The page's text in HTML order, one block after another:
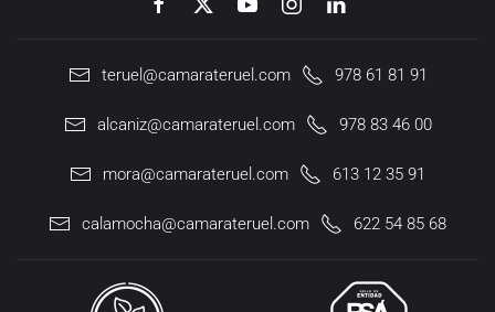
teruel@camarateruel.com 978 61 81 91
alcaniz@camarateruel.com 978 83 46 00
mora@camarateruel.com 613 12 35 91
calamocha@camarateruel.com 622 54 85 68